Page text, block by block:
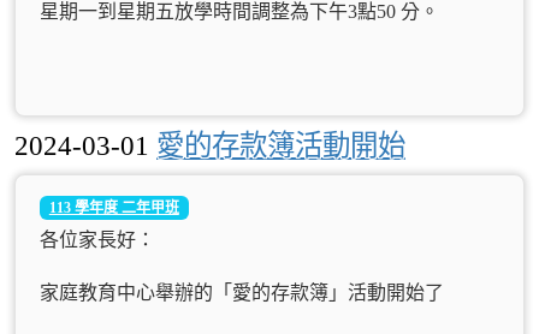
星期一到星期五放學時間調整為下午3點50 分。
2024-03-01 愛的存款簿活動開始
113 學年度 二年甲班
各位家長好：
家庭教育中心舉辦的「愛的存款簿」活動開始了